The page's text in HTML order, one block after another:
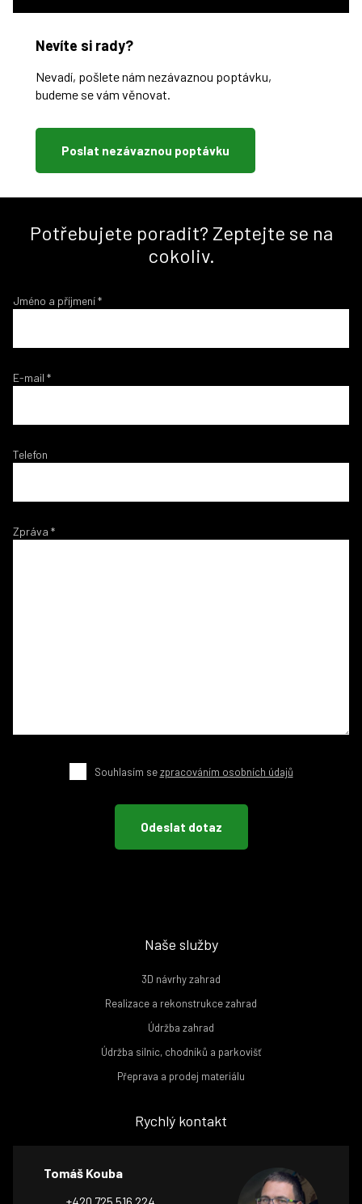
Nevíte si rady?
Nevadí, pošlete nám nezávaznou poptávku,
budeme se vám věnovat.
Poslat nezávaznou poptávku
Potřebujete poradit? Zeptejte se na
cokoliv.
Jméno a příjmení*
E-mail *
Telefon
Zpráva *
Souhlasím sezpracováním osobních údajů
Naše služby
3D návrhy zahrad
Realizace a rekonstrukce zahrad
Údržba zahrad
Údržba silnic, chodníků a parkovišť
Přeprava a prodej materiálu
Rychlý kontakt
Tomáš Kouba